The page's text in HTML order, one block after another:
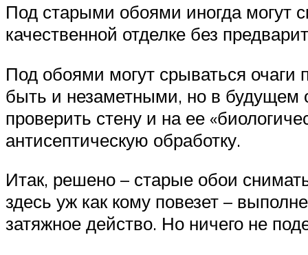
Под старыми обоями иногда могут
качественной отделке без
Под обоями могут срываться
быть и незаметными, но в будущем
проверить стену и на ее
антисептическую обработку.
Итак, решено – старые обои
здесь уж как кому повезет –
затяжное действо. Но ничего не